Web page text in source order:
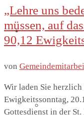
Diakonie
Die Diakonie
„Lehre uns
müssen, auf
90,12
von
Wir laden Sie herzlich
Ewigkeitssonntag,
Gottesdienst in der